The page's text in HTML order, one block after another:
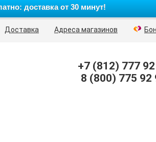
доставка от 30 минут!
Доставка Адреса магазинов
+7 (812) 777
8 (800) 775 92